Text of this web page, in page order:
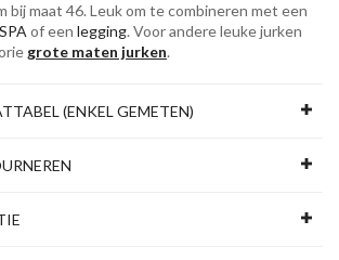
bij maat 46. Leuk om te combineren met een
of een legging. Voor andere leuke jurken
grote maten jurken.
(ENKEL GEMETEN)